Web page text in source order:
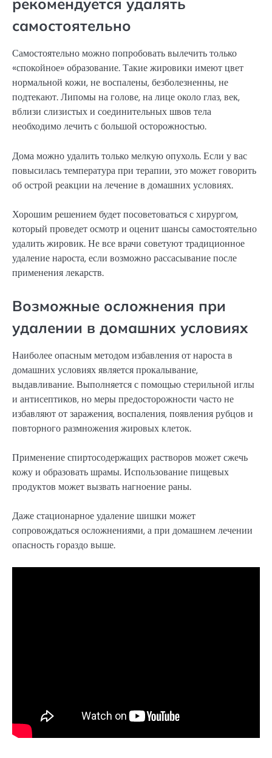
рекомендуется удалять
самостоятельно
Самостоятельно можно попробовать вылечить только
«спокойное» образование. Такие жировики имеют цвет
нормальной кожи, не воспалены, безболезненны, не
подтекают. Липомы на голове, на лице около глаз, век,
вблизи слизистых и соединительных швов тела
необходимо лечить с большой осторожностью.
Дома можно удалить только мелкую опухоль. Если у вас
повысилась температура при терапии, это может говорить
об острой реакции на лечение в домашних условиях.
Хорошим решением будет посоветоваться с хирургом,
который проведет осмотр и оценит шансы самостоятельно
удалить жировик. Не все врачи советуют традиционное
удаление нароста, если возможно рассасывание после
применения лекарств.
Возможные осложнения при
удалении в домашних условиях
Наиболее опасным методом избавления от нароста в
домашних условиях является прокалывание,
выдавливание. Выполняется с помощью стерильной иглы
и антисептиков, но меры предосторожности часто не
избавляют от заражения, воспаления, появления рубцов и
повторного размножения жировых клеток.
Применение спиртосодержащих растворов может сжечь
кожу и образовать шрамы. Использование пищевых
продуктов может вызвать нагноение раны.
Даже стационарное удаление шишки может
сопровождаться осложнениями, а при домашнем лечении
опасность гораздо выше.